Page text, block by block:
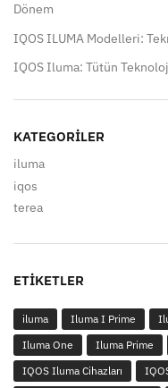
Dönem
IQOS ILUMA Modelleri:
IQOS Iluma: Tütün
KATEGORILER
iluma
iqos
terea
ETIKETLER
iluma Iluma I Prime
Iluma One
Iluma Prime
IQOS Iluma Cihazları